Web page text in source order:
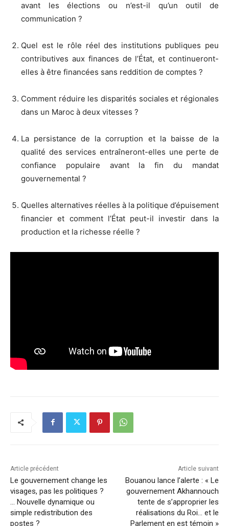
avant les élections ou n’est-il qu’un outil de
communication ?
Quel est le rôle réel des institutions publiques peu
contributives aux finances de l’État, et continueront-
elles à être financées sans reddition de comptes ?
Comment réduire les disparités sociales et régionales
dans un Maroc à deux vitesses ?
La persistance de la corruption et la baisse de la
qualité des services entraîneront-elles une perte de
confiance populaire avant la fin du mandat
gouvernemental ?
Quelles alternatives réelles à la politique d’épuisement
financier et comment l’État peut-il investir dans la
production et la richesse réelle ?
Article précédent
Le gouvernement change les
visages, pas les politiques ?
… Nouvelle dynamique ou
simple redistribution des
postes ?
Article suivant
Bouanou lance l’alerte : « Le
gouvernement Akhannouch
tente de s’approprier les
réalisations du Roi… et le
Parlement en est témoin »